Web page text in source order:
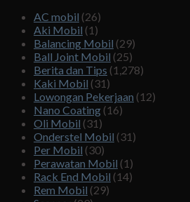
AC mobil (26)
Aki Mobil (1)
Balancing Mobil (29)
Ball Joint Mobil (25)
Berita dan Tips (1,278)
Kaki Mobil (31)
Lowongan Pekerjaan (12)
Nano Coating (16)
Oli Mobil (31)
Onderstel Mobil (31)
Per Mobil (30)
Perawatan Mobil (1)
Rack End Mobil (14)
Rem Mobil (29)